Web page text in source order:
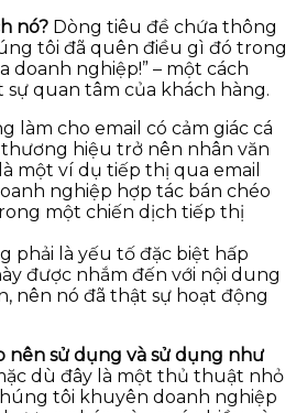
nó? Dòng tiêu đề chứa thông
tôi đã quên điều gì đó trong
doanh nghiệp!” – một cách
quan tâm của khách hàng.
làm cho email có cảm giác cá
hiệu trở nên nhân văn
một ví dụ tiếp thị qua email
nghiệp hợp tác bán chéo
một chiến dịch tiếp thị
phải là yếu tố đặc biệt hấp
được nhắm đến với nội dung
nên nó đã thật sự hoạt động
nên sử dụng và sử dụng như
dù đây là một thủ thuật nhỏ
tôi khuyên doanh nghiệp